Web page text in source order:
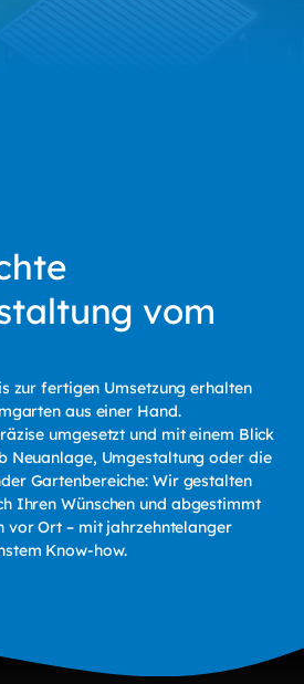
vom
zur fertigen Umsetzung erhalten
aus einer Hand.
umgesetzt und mit einem Blick
Neuanlage, Umgestaltung oder die
Gartenbereiche: Wir gestalten
Ihren Wünschen und abgestimmt
vor Ort – mit jahrzehntelanger
Know-how.